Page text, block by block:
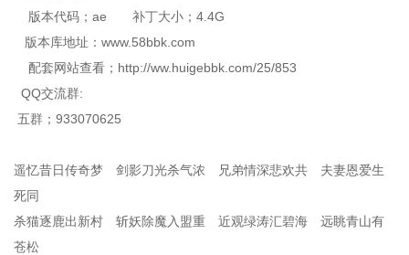
版本代码；ae 补丁大小；4.4G
版本库地址：www.58bbk.com
配套网站查看；http://ww.huigebbk.com/25/853
QQ交流群:
五群；933070625
遥忆昔日传奇梦 剑影刀光杀气浓 兄弟情深悲欢共 夫妻恩爱生
死同
杀猫逐鹿出新村 斩妖除魔入盟重 近观绿涛汇碧海 远眺青山有
苍松